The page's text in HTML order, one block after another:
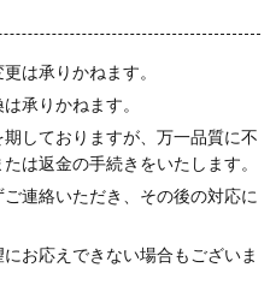
は承りかねます。
承りかねます。
しておりますが、万一品質に不
は返金の手続きをいたします。
連絡いただき、その後の対応に
お応えできない場合もございま